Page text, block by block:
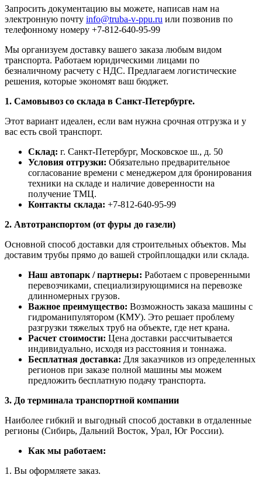
Запросить документацию вы можете, написав нам на
электронную почту info@truba-v-ppu.ru или позвонив по
телефонному номеру +7-812-640-95-99
Мы организуем доставку вашего заказа любым видом
транспорта. Работаем юридическими лицами по
безналичному расчету с НДС. Предлагаем логистические
решения, которые экономят ваш бюджет.
1. Самовывоз со склада в Санкт-Петербурге.
Этот вариант идеален, если вам нужна срочная отгрузка и у
вас есть свой транспорт.
Склад: г. Санкт-Петербург, Московское ш., д. 50
Условия отгрузки: Обязательно предварительное
согласование времени с менеджером для бронирования
техники на складе и наличие доверенности на
получение ТМЦ.
Контакты склада: +7-812-640-95-99
2. Автотранспортом (от фуры до газели)
Основной способ доставки для строительных объектов. Мы
доставим трубы прямо до вашей стройплощадки или склада.
Наш автопарк / партнеры: Работаем с проверенными
перевозчиками, специализирующимися на перевозке
длинномерных грузов.
Важное преимущество: Возможность заказа машины с
гидроманипулятором (КМУ). Это решает проблему
разгрузки тяжелых труб на объекте, где нет крана.
Расчет стоимости: Цена доставки рассчитывается
индивидуально, исходя из расстояния и тоннажа.
Бесплатная доставка: Для заказчиков из определенных
регионов при заказе полной машины мы можем
предложить бесплатную подачу транспорта.
3. До терминала транспортной компании
Наиболее гибкий и выгодный способ доставки в отдаленные
регионы (Сибирь, Дальний Восток, Урал, Юг России).
Как мы работаем:
1. Вы оформляете заказ.